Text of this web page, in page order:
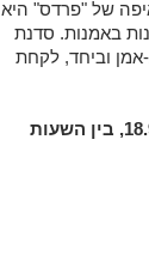
של "פרדס" היא
באמנות. סדנת
וביחד, לקחת
, בין השעות